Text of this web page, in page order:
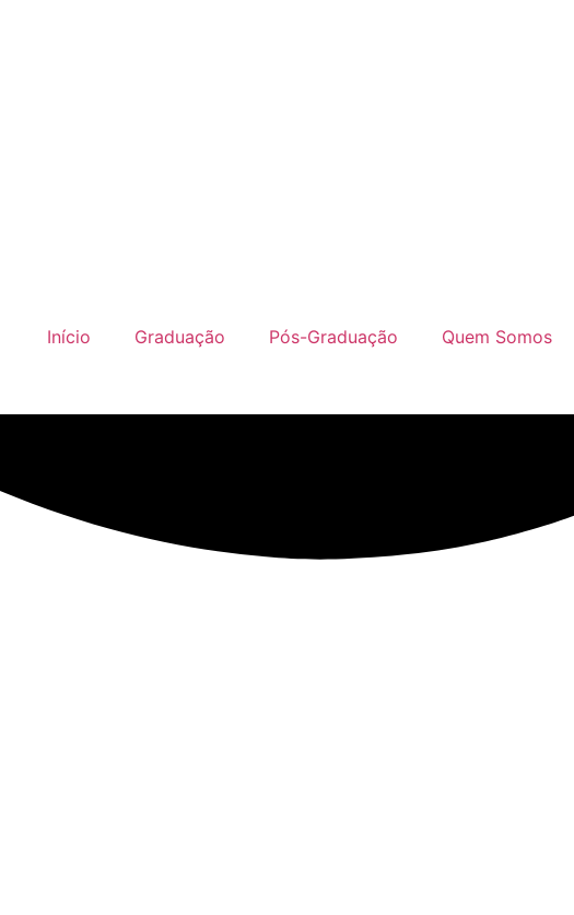
Início Graduação Pós-Graduação Quem Somos